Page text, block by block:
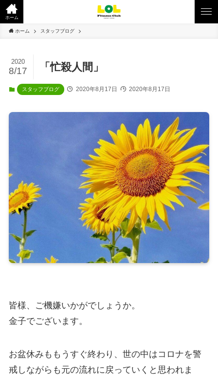
ホーム
ホーム スタッフブログ
「忙殺人間」
2020
8/17
スタッフブログ 2020年8月17日 2020年8月17日
皆様、ご機嫌いかがでしょうか。
金子でございます。
お盆休みももうすぐ終わり、世の中はコロナを警
戒しながらも元の流れに戻っていくと思われま